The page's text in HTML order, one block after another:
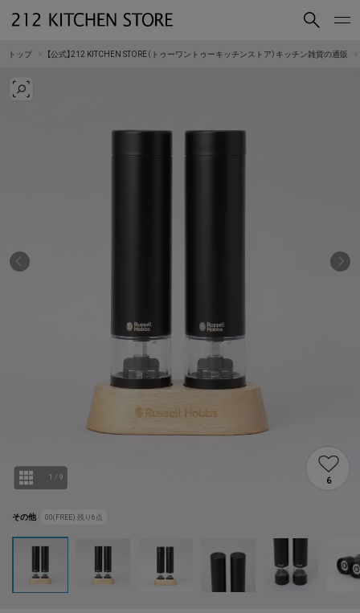
買いもの
トップ 【公式】212 KITCHEN STORE（トゥーワントゥーキッチンストア）キッチン雑貨の通販
その他 00(FREE) 残り6点
1 / 9 6